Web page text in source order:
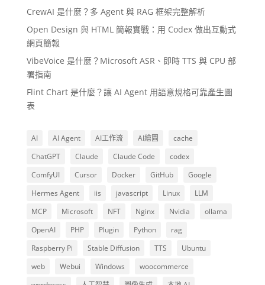
CrewAI 是什麼？多 Agent 與 RAG 框架完整解析
Open Design 與 HTML 簡報實戰：用 Codex 做出互動式
網頁簡報
VibeVoice 是什麼？Microsoft ASR、即時 TTS 與 CPU 部
署指南
Flint Chart 是什麼？讓 AI Agent 用語意規格可靠產生圖
表
AI AI Agent AI工作流 AI繪圖
cache
ChatGPT
Claude Claude Code
codex
ComfyUI
Cursor Docker GitHub
Google
Hermes Agent
iis javascript Linux
LLM
MCP
Microsoft NFT Nginx Nvidia
ollama
OpenAI
PHP Plugin Python
rag
Raspberry Pi
Stable Diffusion TTS
Ubuntu
web
Webui Windows
woocommerce